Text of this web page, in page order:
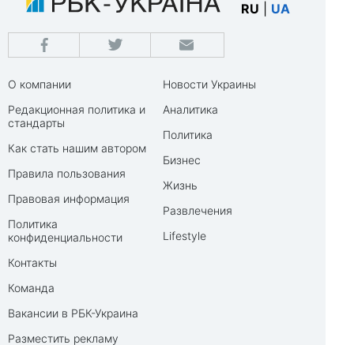
RU UA
О компании
Редакционная политика и
стандарты
Как стать нашим автором
Правила пользования
Правовая информация
Политика
конфиденциальности
Контакты
Команда
Вакансии в РБК-Украина
Разместить рекламу
Новости Украины
Аналитика
Политика
Бизнес
Жизнь
Развлечения
Lifestyle